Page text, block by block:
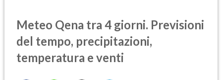
Meteo Qena tra 4 giorni. Previsioni
del tempo, precipitazioni,
temperatura e venti